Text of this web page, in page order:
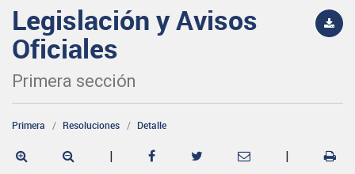
Legislación y Avisos
Oficiales
Primera sección
Primera Resoluciones Detalle
| |